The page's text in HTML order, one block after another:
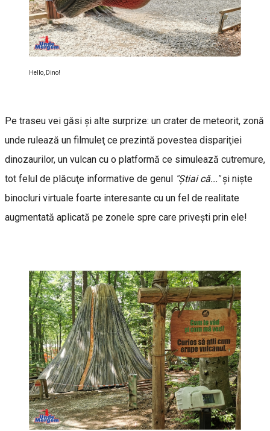
Hello, Dino!
Pe traseu vei găsi şi alte surprize: un crater de meteorit, zonă
unde rulează un filmuleţ ce prezintă povestea dispariţiei
dinozaurilor, un vulcan cu o platformă ce simulează cutremure,
tot felul de plăcuţe informative de genul "Ştiai că..."şi nişte
binocluri virtuale foarte interesante cu un fel de realitate
augmentată aplicată pe zonele spre care priveşti prin ele!